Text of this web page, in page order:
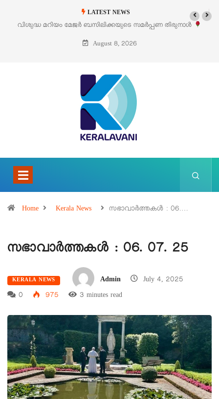
LATEST NEWS
‘പെറ്റൽസ്’ ലൈഫ് സ്റ്റൈൽ എക്സിബിഷനും സെയിലും ഓഗസ്റ്റ് 8-ന്
പെരുമാനൂരിൽ
August 8, 2026
Home Kerala News സഭാവാര്‍ത്തകള്‍ : 06.…
സഭാവാര്‍ത്തകള്‍ : 06. 07. 25
KERALA NEWS Admin
July 4, 2025
0
975 3 minutes read